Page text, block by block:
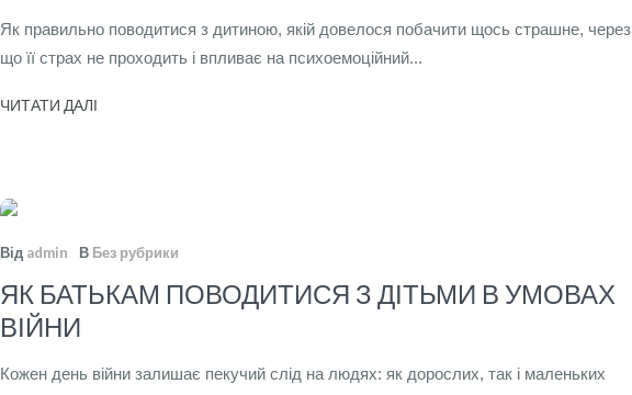
Як правильно поводитися з дитиною, якій довелося побачити щось страшне, через
що її страх не проходить і впливає на психоемоційний...
ЧИТАТИ ДАЛІ
Від admin В Без рубрики
ЯК БАТЬКАМ ПОВОДИТИСЯ З ДІТЬМИ В УМОВАХ
ВІЙНИ
Кожен день війни залишає пекучий слід на людях: як дорослих, так і маленьких